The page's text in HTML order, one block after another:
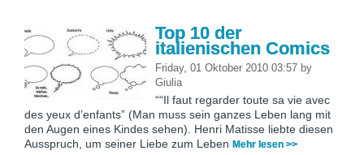
Top 10 der
italienischen Comics
Friday, 01 Oktober 2010 03:57 by
Giulia
““Il faut regarder toute sa vie avec
des yeux d’enfants” (Man muss sein ganzes Leben lang mit
den Augen eines Kindes sehen). Henri Matisse liebte diesen
Ausspruch, um seiner Liebe zum Leben Mehr lesen >>